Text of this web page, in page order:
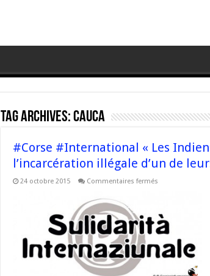
Tag Archives:Cauca
#Corse #International « Les
l’incarcération illégale d’un de
24 octobre 2015 Commentaires ferméssur
Indiens
colombiens
protestent
contre
l’incarcération
illégale
d’un